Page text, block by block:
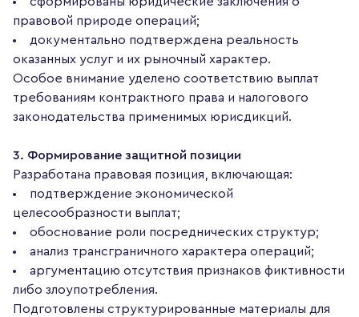
правовой природе операций;
документально подтверждена реальность
оказанных услуг и их рыночный характер.
Особое внимание уделено соответствию выплат
требованиям контрактного права и налогового
законодательства применимых юрисдикций.
3. Формирование защитной позиции
Разработана правовая позиция, включающая:
подтверждение экономической
целесообразности выплат;
обоснование роли посреднических структур;
анализ трансграничного характера операций;
аргументацию отсутствия признаков фиктивности
либо злоупотребления.
Подготовлены структурированные материалы для